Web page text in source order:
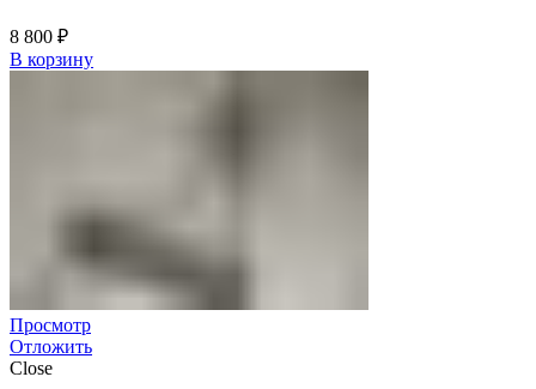
8 800 ₽
В корзину
Просмотр
Отложить
Close